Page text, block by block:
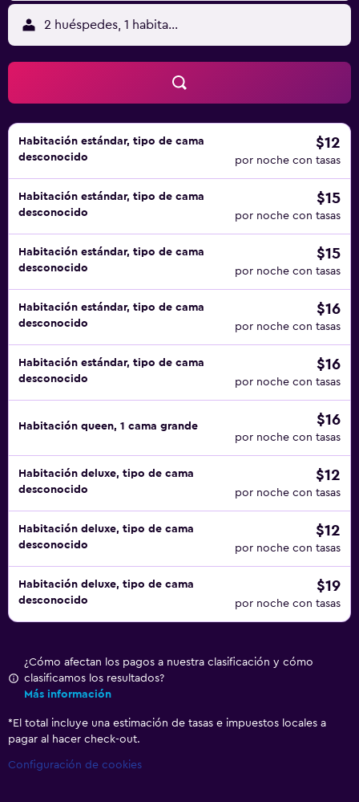
2 huéspedes, 1 habitación
Habitación estándar, tipo de cama
desconocido
$12
por noche con tasas
Habitación estándar, tipo de cama
desconocido
$15
por noche con tasas
Habitación estándar, tipo de cama
desconocido
$15
por noche con tasas
Habitación estándar, tipo de cama
desconocido
$16
por noche con tasas
Habitación estándar, tipo de cama
desconocido
$16
por noche con tasas
Habitación queen, 1 cama grande $16
por noche con tasas
Habitación deluxe, tipo de cama
desconocido
$12
por noche con tasas
Habitación deluxe, tipo de cama
desconocido
$12
por noche con tasas
Habitación deluxe, tipo de cama
desconocido
$19
por noche con tasas
¿Cómo afectan los pagos a nuestra clasificación y cómo
clasificamos los resultados?
Más información
* El total incluye una estimación de tasas e impuestos locales a
pagar al hacer check-out.
Configuración de cookies